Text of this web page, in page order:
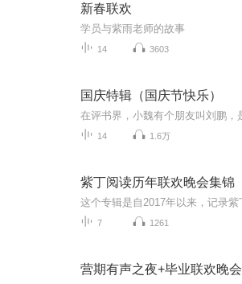
新春联欢
学员与紫雨老师的故事
14 3603
国庆特辑（国庆节快乐）
14 1.6万
紫丁阅读历年联欢晚会集锦
7 1261
营期有声之夜+毕业联欢晚会